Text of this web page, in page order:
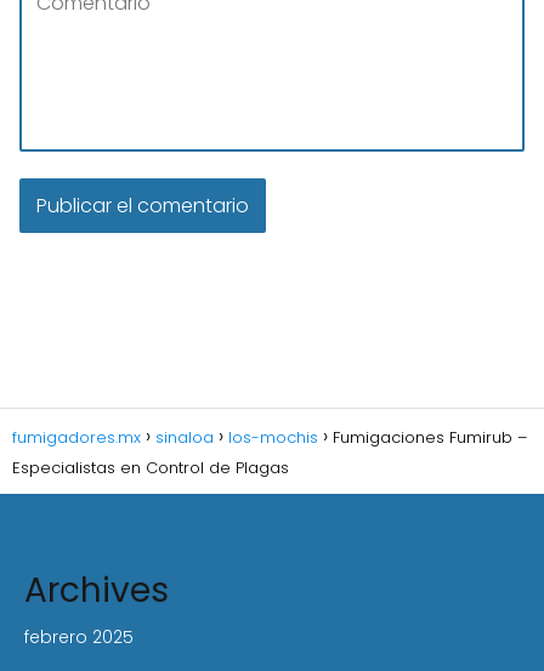
fumigadores.mx sinaloa los-mochis
Fumigaciones Fumirub –
Especialistas en Control de Plagas
Archives
febrero 2025